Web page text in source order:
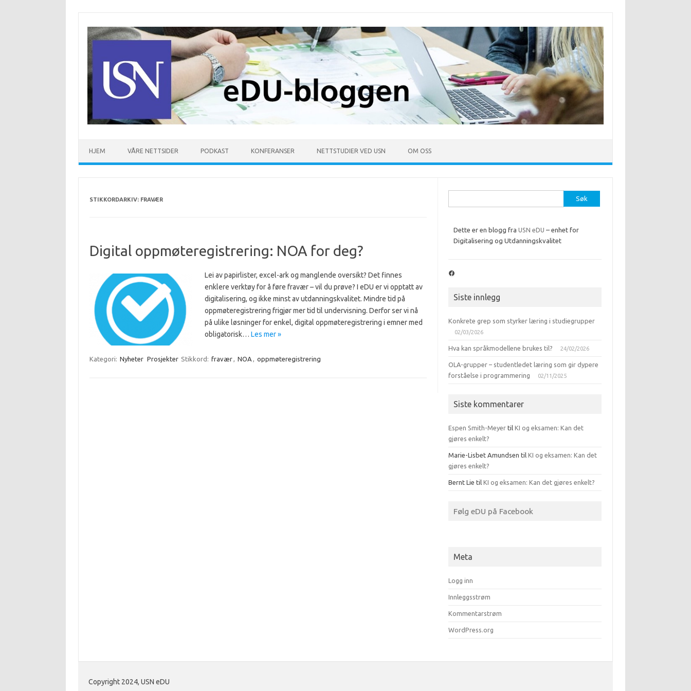
HJEM VÅRE NETTSIDER PODKAST KONFERANSER NETTSTUDIER VED USN OM OSS
STIKKORDARKIV: FRAVÆR
Digital oppmøteregistrering: NOA for deg?
Lei av papirlister, excel-ark og manglende oversikt? Det finnes
enklere verktøy for å føre fravær – vil du prøve? I eDU er vi opptatt av
digitalisering, og ikke minst av utdanningskvalitet. Mindre tid på
oppmøteregistrering frigjør mer tid til undervisning. Derfor ser vi nå
på ulike løsninger for enkel, digital oppmøteregistrering i emner med
obligatorisk… Les mer »
Kategori: Nyheter Prosjekter Stikkord: fravær, NOA , oppmøteregistrering
etter:
Dette er en blogg fraUSN eDU – enhet for
Digitalisering og Utdanningskvalitet
Facebook
Siste innlegg
Konkrete grep som styrker læring i studiegrupper
02/03/2026
Hva kan språkmodellene brukes til? 24/02/2026
OLA-grupper – studentledet læring som gir dypere
forståelse i programmering
02/11/2025
Siste kommentarer
Espen Smith-Meyer tilKI og eksamen: Kan det
gjøres enkelt?
Marie-Lisbet Amundsen tilKI og eksamen: Kan det
gjøres enkelt?
Bernt Lie tilKI og eksamen: Kan det gjøres enkelt?
Følg eDU på Facebook
Meta
Logg inn
Innleggsstrøm
Kommentarstrøm
WordPress.org
Copyright 2024, USN eDU